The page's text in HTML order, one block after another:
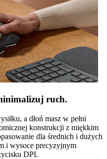
ruch.
a dłoń masz w pełni
konstrukcji z miękkim
dla średnich i dużych
i wysoce precyzyjnym
DPI.